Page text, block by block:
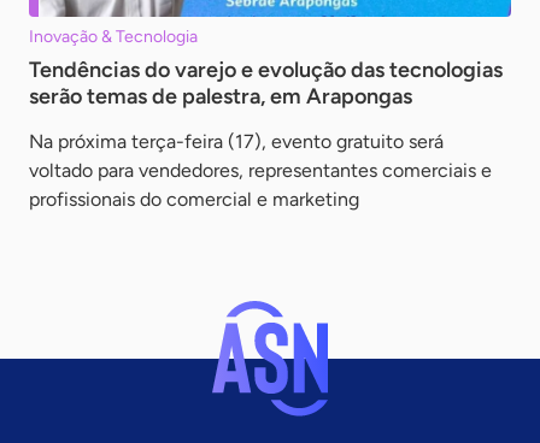
Inovação & Tecnologia
Tendências do varejo e evolução das tecnologias
serão temas de palestra, em Arapongas
Na próxima terça-feira (17), evento gratuito será
voltado para vendedores, representantes comerciais e
profissionais do comercial e marketing